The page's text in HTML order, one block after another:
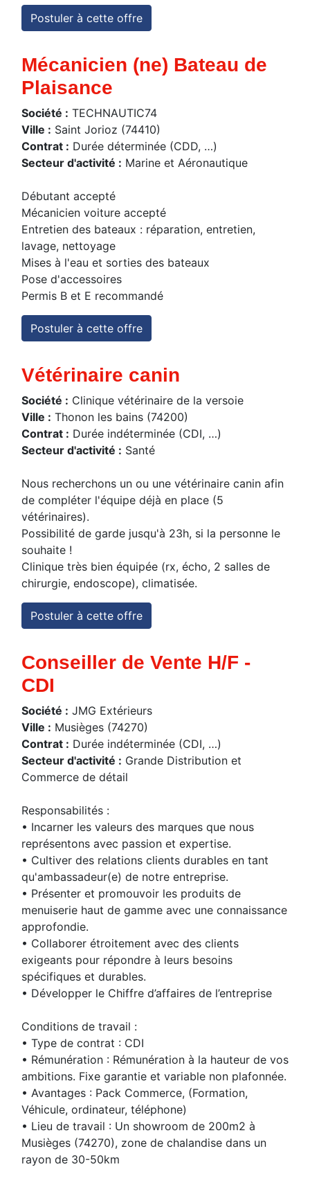
Postuler à cette offre
Mécanicien (ne) Bateau de
Plaisance
Société : TECHNAUTIC74
Ville : Saint Jorioz (74410)
Contrat : Durée déterminée (CDD, …)
Secteur d'activité : Marine et Aéronautique
Débutant accepté
Mécanicien voiture accepté
Entretien des bateaux : réparation, entretien,
lavage, nettoyage
Mises à l'eau et sorties des bateaux
Pose d'accessoires
Permis B et E recommandé
Postuler à cette offre
Vétérinaire canin
Société : Clinique vétérinaire de la versoie
Ville : Thonon les bains (74200)
Contrat : Durée indéterminée (CDI, …)
Secteur d'activité : Santé
Nous recherchons un ou une vétérinaire canin afin
de compléter l'équipe déjà en place (5
vétérinaires).
Possibilité de garde jusqu'à 23h, si la personne le
souhaite !
Clinique très bien équipée (rx, écho, 2 salles de
chirurgie, endoscope), climatisée.
Postuler à cette offre
Conseiller de Vente H/F -
CDI
Société : JMG Extérieurs
Ville : Musièges (74270)
Contrat : Durée indéterminée (CDI, …)
Secteur d'activité : Grande Distribution et
Commerce de détail
Responsabilités :
• Incarner les valeurs des marques que nous
représentons avec passion et expertise.
• Cultiver des relations clients durables en tant
qu'ambassadeur(e) de notre entreprise.
• Présenter et promouvoir les produits de
menuiserie haut de gamme avec une connaissance
approfondie.
• Collaborer étroitement avec des clients
exigeants pour répondre à leurs besoins
spécifiques et durables.
• Développer le Chiffre d’affaires de l’entreprise
Conditions de travail :
• Type de contrat : CDI
• Rémunération : Rémunération à la hauteur de vos
ambitions. Fixe garantie et variable non plafonnée.
• Avantages : Pack Commerce, (Formation,
Véhicule, ordinateur, téléphone)
• Lieu de travail : Un showroom de 200m2 à
Musièges (74270), zone de chalandise dans un
rayon de 30-50km